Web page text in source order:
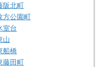
阪北町
方公園町
室台
山
船橋
藤田町